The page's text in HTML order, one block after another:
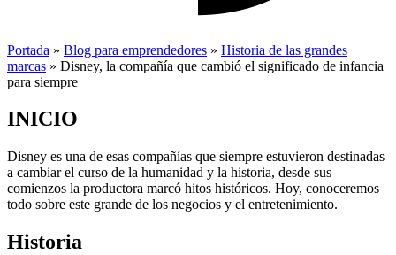
Portada » Blog para emprendedores » Historia de las grandes
marcas » Disney, la compañía que cambió el significado de infancia
para siempre
INICIO
Disney es una de esas compañías que siempre estuvieron destinadas
a cambiar el curso de la humanidad y la historia, desde sus
comienzos la productora marcó hitos históricos. Hoy, conoceremos
todo sobre este grande de los negocios y el entretenimiento.
Historia